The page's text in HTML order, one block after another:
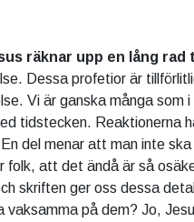
räknar upp en lång rad
Dessa profetior är
Vi är ganska många som
tidstecken. Reaktionerna
del menar att man inte
folk, att det ändå är så
skriften ger oss dessa
vaksamma på dem? Jo,